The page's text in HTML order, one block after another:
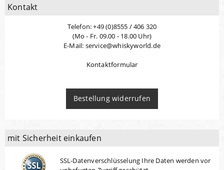
Kontakt
Telefon: +49 (0)8555 / 406 320
(Mo - Fr. 09.00 - 18.00 Uhr)
E-Mail: service@whiskyworld.de
Kontaktformular
Bestellung widerrufen
mit Sicherheit einkaufen
SSL-Datenverschlüsselung Ihre Daten werden vor